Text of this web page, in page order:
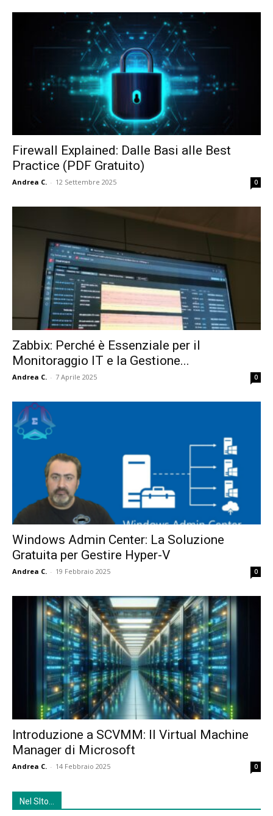
Firewall Explained: Dalle Basi alle Best
Practice (PDF Gratuito)
Andrea C. - 12 Settembre 2025 0
Zabbix: Perché è Essenziale per il
Monitoraggio IT e la Gestione...
Andrea C. - 7 Aprile 2025 0
Windows Admin Center: La Soluzione
Gratuita per Gestire Hyper-V
Andrea C. - 19 Febbraio 2025 0
Introduzione a SCVMM: Il Virtual Machine
Manager di Microsoft
Andrea C. - 14 Febbraio 2025 0
Nel SIto…